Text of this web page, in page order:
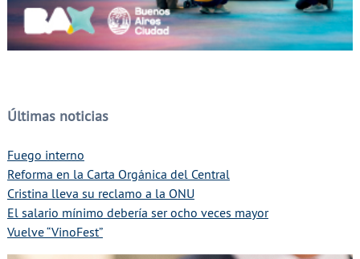
Últimas noticias
Fuego interno
Reforma en la Carta Orgánica del Central
Cristina lleva su reclamo a la ONU
El salario mínimo debería ser ocho veces mayor
Vuelve “VinoFest”